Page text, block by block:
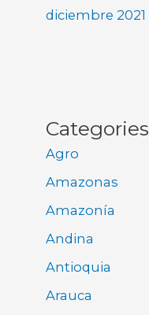
diciembre 2021
Categories
Agro
Amazonas
Amazonía
Andina
Antioquia
Arauca